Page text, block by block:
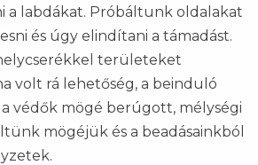
labdákat. Próbáltunk oldalakat
és úgy elindítani a támadást.
területeket
volt rá lehetőség, a beinduló
védők mögé berúgott, mélységi
mögéjük és a beadásainkból